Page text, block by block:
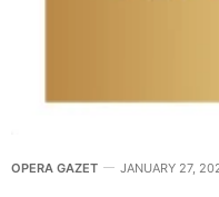
OPERA GAZET JANUARY 27,